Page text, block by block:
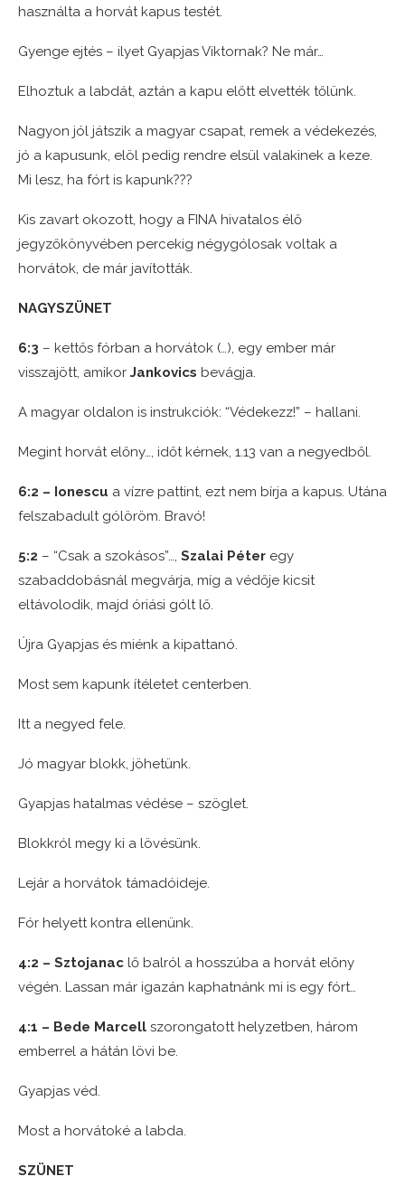
használta a horvát kapus testét.
Gyenge ejtés – ilyet Gyapjas Viktornak? Ne már…
Elhoztuk a labdát, aztán a kapu előtt elvették tőlünk.
Nagyon jól játszik a magyar csapat, remek a védekezés,
jó a kapusunk, elöl pedig rendre elsül valakinek a keze.
Mi lesz, ha fórt is kapunk???
Kis zavart okozott, hogy a FINA hivatalos élő
jegyzőkönyvében percekig négygólosak voltak a
horvátok, de már javították.
NAGYSZÜNET
6:3 – kettős fórban a horvátok (…), egy ember már
visszajött, amikor Jankovics bevágja.
A magyar oldalon is instrukciók: “Védekezz!” – hallani.
Megint horvát előny…, időt kérnek, 1.13 van a negyedből.
6:2 – Ionescu a vízre pattint, ezt nem bírja a kapus. Utána
felszabadult gólöröm. Bravó!
5:2 – “Csak a szokásos”…, Szalai Péter egy
szabaddobásnál megvárja, míg a védője kicsit
eltávolodik, majd óriási gólt lő.
Újra Gyapjas és miénk a kipattanó.
Most sem kapunk ítéletet centerben.
Itt a negyed fele.
Jó magyar blokk, jöhetünk.
Gyapjas hatalmas védése – szöglet.
Blokkról megy ki a lövésünk.
Lejár a horvátok támadóideje.
Fór helyett kontra ellenünk.
4:2 – Sztojanac lő balról a hosszúba a horvát előny
végén. Lassan már igazán kaphatnánk mi is egy fórt…
4:1 – Bede Marcell szorongatott helyzetben, három
emberrel a hátán lövi be.
Gyapjas véd.
Most a horvátoké a labda.
SZÜNET